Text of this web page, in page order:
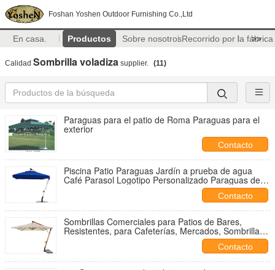
Foshan Yoshen Outdoor Furnishing Co.,Ltd
En casa. Productos Sobre nosotrosRecorrido por la fábrica
>>
Calidad Sombrilla voladiza supplier. (11)
Paraguas para el patio de Roma Paraguas para el
exterior
Contacto
Piscina Patio Paraguas Jardín a prueba de agua
Café Parasol Logotipo Personalizado Paraguas de
Contacto
Sombrillas Comerciales para Patios de Bares,
Resistentes, para Cafeterías, Mercados, Sombrillas
de Restaurante al Aire Libre, Parasoles
Contacto